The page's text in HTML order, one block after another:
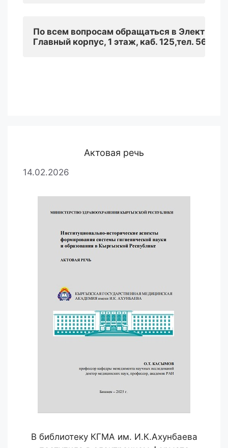
По всем вопросам обращаться в
Главный корпус, 1 этаж, каб. 125,тел. 56-58-
Актовая речь
14.02.2026
В библиотеку КГМА им. И.К.Ахунбаева